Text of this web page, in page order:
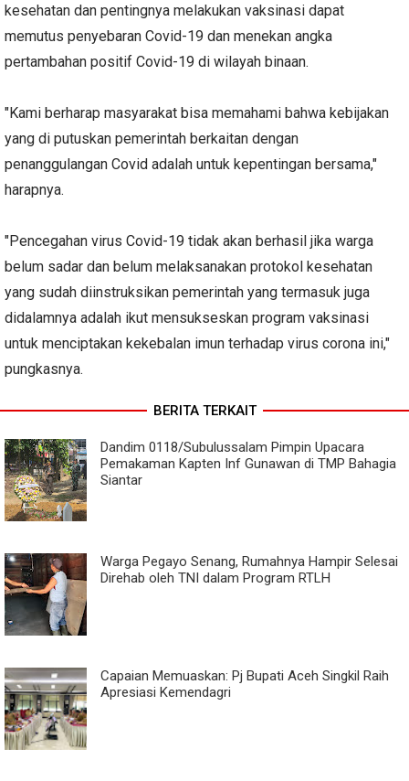
kesehatan dan pentingnya melakukan vaksinasi dapat
memutus penyebaran Covid-19 dan menekan angka
pertambahan positif Covid-19 di wilayah binaan.
"Kami berharap masyarakat bisa memahami bahwa kebijakan
yang di putuskan pemerintah berkaitan dengan
penanggulangan Covid adalah untuk kepentingan bersama,"
harapnya.
"Pencegahan virus Covid-19 tidak akan berhasil jika warga
belum sadar dan belum melaksanakan protokol kesehatan
yang sudah diinstruksikan pemerintah yang termasuk juga
didalamnya adalah ikut mensukseskan program vaksinasi
untuk menciptakan kekebalan imun terhadap virus corona ini,"
pungkasnya.
BERITA TERKAIT
Dandim 0118/Subulussalam Pimpin Upacara
Pemakaman Kapten Inf Gunawan di TMP Bahagia
Siantar
Warga Pegayo Senang, Rumahnya Hampir Selesai
Direhab oleh TNI dalam Program RTLH
Capaian Memuaskan: Pj Bupati Aceh Singkil Raih
Apresiasi Kemendagri